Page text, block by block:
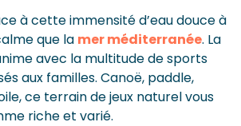
à cette immensité d’eau douce à
que la mer méditerranée. La
avec la multitude de sports
aux familles. Canoë, paddle,
ce terrain de jeux naturel vous
riche et varié.